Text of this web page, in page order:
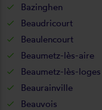
Bazinghen
Beaudricourt
Beaulencourt
Beaumetz-lès-aire
Beaumetz-lès-loges
Beaurainville
Beauvois